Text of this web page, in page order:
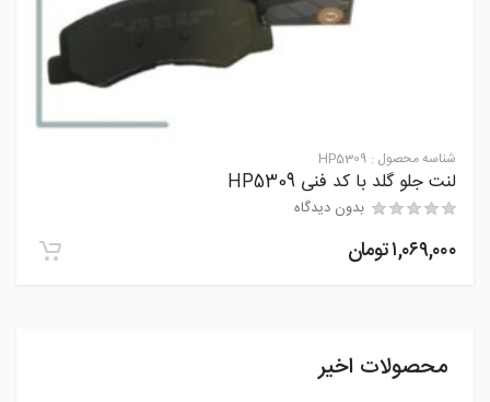
شناسه محصول : HP5309
لنت جلو گلد با کد فنی HP5309
بدون دیدگاه
۱,۰۶۹,۰۰۰تومان
محصولات اخیر